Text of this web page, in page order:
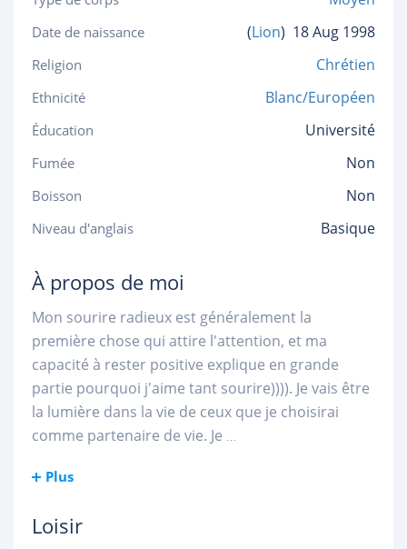
Date de naissance (Lion) 18 Aug 1998
Religion Chrétien
Ethnicité Blanc/Européen
Éducation Université
Fumée Non
Boisson Non
Niveau d'anglais Basique
À propos de moi
Mon sourire radieux est généralement la
première chose qui attire l'attention, et ma
capacité à rester positive explique en grande
partie pourquoi j'aime tant sourire)))). Je vais être
la lumière dans la vie de ceux que je choisirai
comme partenaire de vie. Je ...
Plus
Loisir